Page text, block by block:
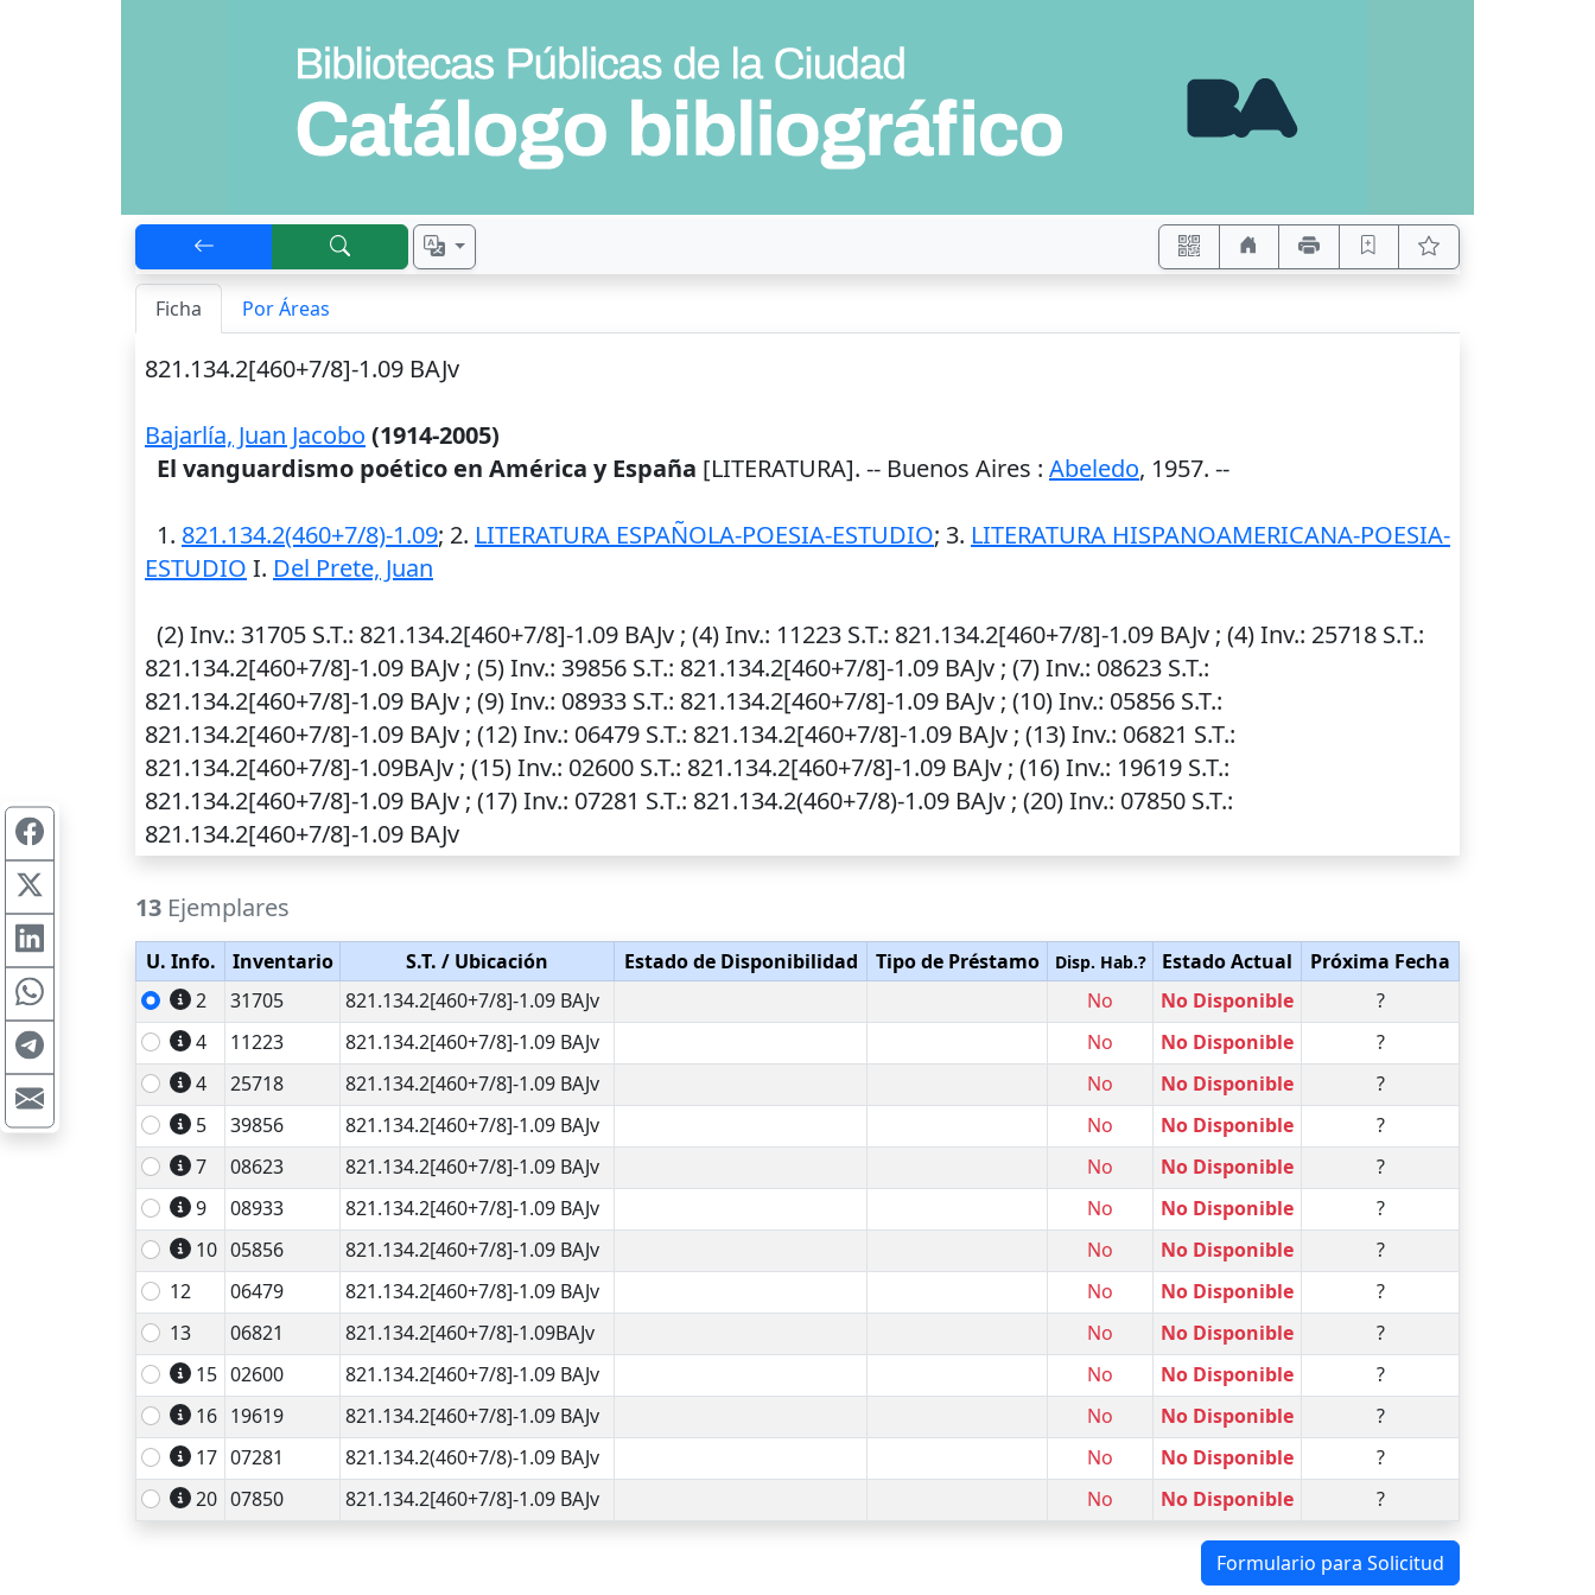
Ficha Por Áreas
821.134.2[460+7/8]-1.09 BAJv
Bajarlía, Juan Jacobo (1914-2005)
El vanguardismo poético en América y España [LITERATURA]. -- Buenos Aires : Abeledo, 1957. --
1. 821.134.2(460+7/8)-1.09; 2. LITERATURA ESPAÑOLA-POESIA-ESTUDIO; 3. LITERATURA HISPANOAMERICANA-POESIA-
ESTUDIO I. Del Prete, Juan
(2)Inv.: 31705 S.T.: 821.134.2[460+7/8]-1.09 BAJv ; (4)Inv.: 11223 S.T.: 821.134.2[460+7/8]-1.09 BAJv ; (4)Inv.: 25718 S.T.:
821.134.2[460+7/8]-1.09 BAJv ; (5)Inv.: 39856 S.T.: 821.134.2[460+7/8]-1.09 BAJv ; (7)Inv.: 08623 S.T.:
821.134.2[460+7/8]-1.09 BAJv ; (9)Inv.: 08933 S.T.: 821.134.2[460+7/8]-1.09 BAJv ; (10)Inv.: 05856 S.T.:
821.134.2[460+7/8]-1.09 BAJv ; (12)Inv.: 06479 S.T.: 821.134.2[460+7/8]-1.09 BAJv ; (13)Inv.: 06821 S.T.:
821.134.2[460+7/8]-1.09BAJv ; (15)Inv.: 02600 S.T.: 821.134.2[460+7/8]-1.09 BAJv ; (16)Inv.: 19619 S.T.:
821.134.2[460+7/8]-1.09 BAJv ; (17)Inv.: 07281 S.T.: 821.134.2(460+7/8)-1.09 BAJv ; (20)Inv.: 07850 S.T.:
821.134.2[460+7/8]-1.09 BAJv
13 Ejemplares
U. Info. Inventario S.T. / Ubicación Estado de Disponibilidad Tipo de Préstamo Disp. Hab.? Estado Actual
Próxima Fecha
2
31705 821.134.2[460+7/8]-1.09 BAJv No No Disponible
?
4
11223 821.134.2[460+7/8]-1.09 BAJv No No Disponible
?
4
25718 821.134.2[460+7/8]-1.09 BAJv No No Disponible
?
5
39856 821.134.2[460+7/8]-1.09 BAJv No No Disponible
?
7
08623 821.134.2[460+7/8]-1.09 BAJv No No Disponible
?
9
08933 821.134.2[460+7/8]-1.09 BAJv No No Disponible
?
10 05856 821.134.2[460+7/8]-1.09 BAJv No No Disponible
?
12
06479 821.134.2[460+7/8]-1.09 BAJv No No Disponible
?
13
06821 821.134.2[460+7/8]-1.09BAJv No No Disponible
?
15 02600 821.134.2[460+7/8]-1.09 BAJv No No Disponible
?
16 19619 821.134.2[460+7/8]-1.09 BAJv No No Disponible
?
17 07281 821.134.2(460+7/8)-1.09 BAJv No No Disponible
?
20 07850 821.134.2[460+7/8]-1.09 BAJv No No Disponible ?
Formulario para Solicitud